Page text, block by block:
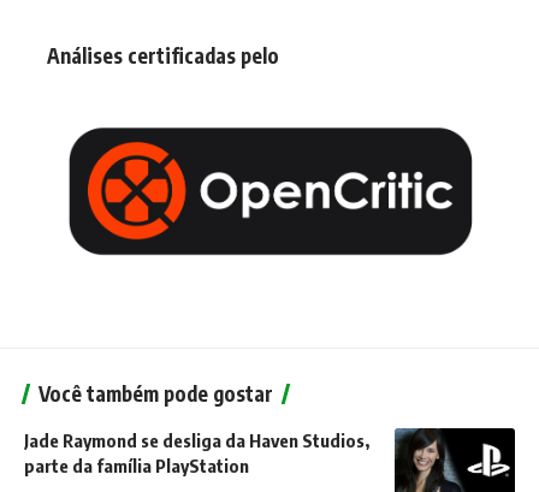
Análises certificadas pelo
Você também pode gostar
Jade Raymond se desliga da Haven Studios,
parte da família PlayStation